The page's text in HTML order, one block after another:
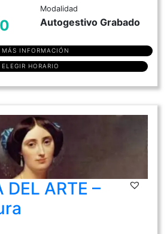
Modalidad
Autogestivo Grabado
MÁS INFORMACIÓN
ELEGIR HORARIO
DEL ARTE –